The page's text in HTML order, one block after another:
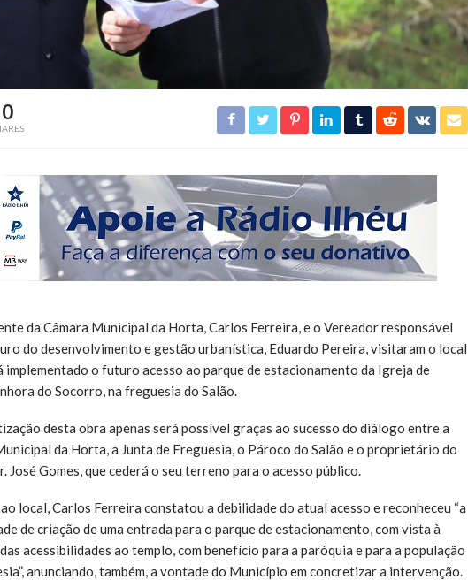
0
da Câmara Municipal da Horta, Carlos Ferreira, e o Vereador responsável
do desenvolvimento e gestão urbanística, Eduardo Pereira, visitaram o local
implementado o futuro acesso ao parque de estacionamento da Igreja de
do Socorro, na freguesia do Salão.
desta obra apenas será possível graças ao sucesso do diálogo entre a
da Horta, a Junta de Freguesia, o Pároco do Salão e o proprietário do
José Gomes, que cederá o seu terreno para o acesso público.
local, Carlos Ferreira constatou a debilidade do atual acesso e reconheceu “a
de criação de uma entrada para o parque de estacionamento, com vista à
acessibilidades ao templo, com benefício para a paróquia e para a população
anunciando, também, a vontade do Município em concretizar a intervenção.